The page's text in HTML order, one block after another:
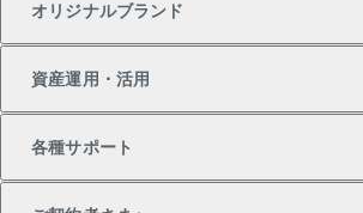
オリジナルブランド
一棟リノベーションマンション L`GENTE
テ）
資産運用・活用
各種サポート